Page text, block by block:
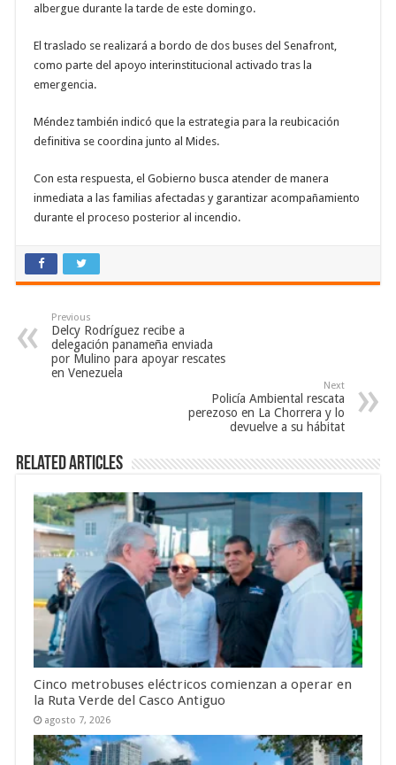
albergue durante la tarde de este domingo.
El traslado se realizará a bordo de dos buses del Senafront,
como parte del apoyo interinstitucional activado tras la
emergencia.
Méndez también indicó que la estrategia para la reubicación
definitiva se coordina junto al Mides.
Con esta respuesta, el Gobierno busca atender de manera
inmediata a las familias afectadas y garantizar acompañamiento
durante el proceso posterior al incendio.
Previous
Delcy Rodríguez recibe a
delegación panameña enviada
por Mulino para apoyar rescates
en Venezuela
Next
Policía Ambiental rescata
perezoso en La Chorrera y lo
devuelve a su hábitat
Related Articles
Cinco metrobuses eléctricos comienzan a operar en
la Ruta Verde del Casco Antiguo
agosto 7, 2026